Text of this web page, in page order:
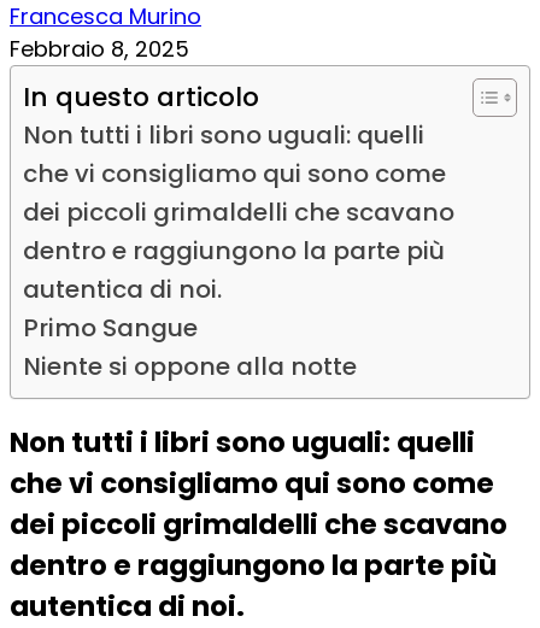
Francesca Murino
Febbraio 8, 2025
In questo articolo
Non tutti i libri sono uguali: quelli
che vi consigliamo qui sono come
dei piccoli grimaldelli che scavano
dentro e raggiungono la parte più
autentica di noi.
Primo Sangue
Niente si oppone alla notte
Non tutti i libri sono uguali: quelli
che vi consigliamo qui sono come
dei piccoli grimaldelli che scavano
dentro e raggiungono la parte più
autentica di noi.